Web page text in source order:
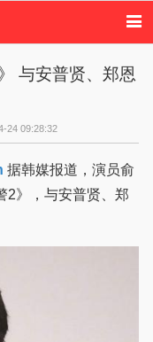
目
偶像活动
与安普贤、郑恩
24 09:28:32
2》，与安普贤、郑